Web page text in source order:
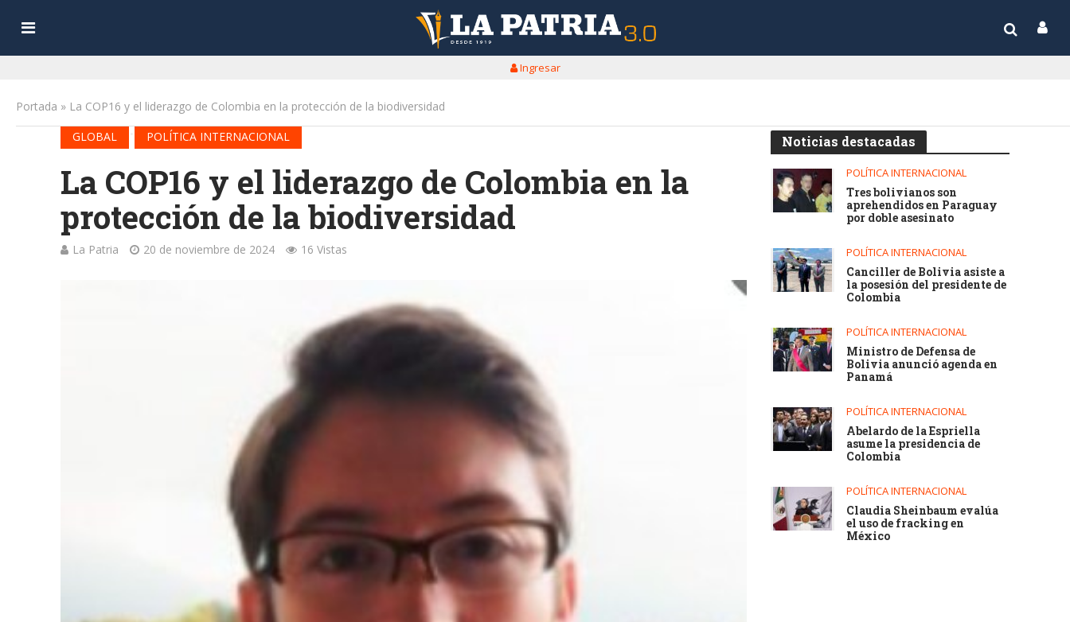
Ingresar
Portada » La COP16 y el liderazgo de Colombia en la protección de la biodiversidad
GLOBAL
POLÍTICA INTERNACIONAL
La COP16 y el liderazgo de Colombia en la
protección de la biodiversidad
La Patria 20 de noviembre de 2024 16 Vistas
Noticias destacadas
POLÍTICA INTERNACIONAL
Tres bolivianos son
aprehendidos en Paraguay
por doble asesinato
POLÍTICA INTERNACIONAL
Canciller de Bolivia asiste a
la posesión del presidente de
Colombia
POLÍTICA INTERNACIONAL
Ministro de Defensa de
Bolivia anunció agenda en
Panamá
POLÍTICA INTERNACIONAL
Abelardo de la Espriella
asume la presidencia de
Colombia
POLÍTICA INTERNACIONAL
Claudia Sheinbaum evalúa
el uso de fracking en
México